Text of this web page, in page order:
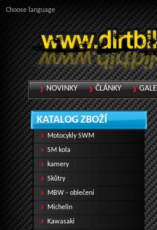
KATALOG ZBOŽÍ
Motocykly SWM
SM kola
kamery
Skůtry
MBW - oblečení
Michelin
Kawasaki
NOVINKY ČLÁNKY
Choose language